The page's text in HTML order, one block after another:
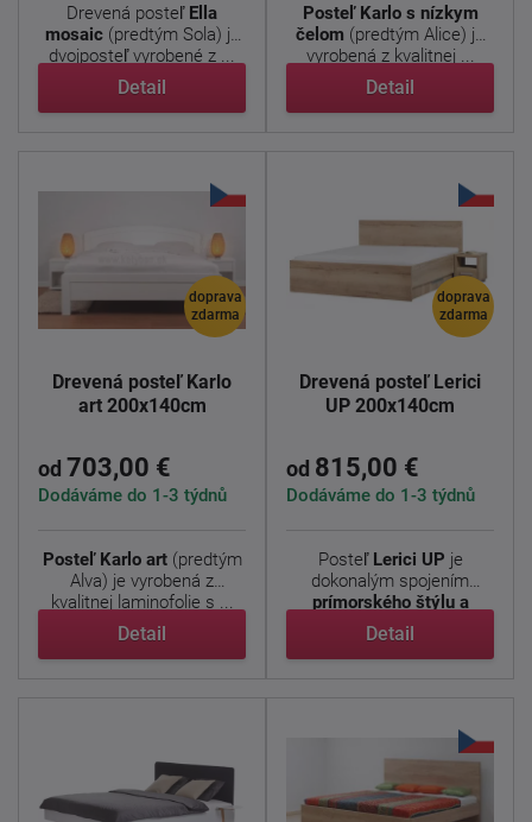
Drevená posteľ Ella
mosaic(predtým Sola) je
dvojposteľ vyrobené z ...
Detail
Posteľ Karlo s nízkym
čelom (predtým Alice) je
vyrobená z kvalitnej ...
Detail
doprava
zdarma
Drevená posteľ Karlo
art 200x140cm
od 703,00 €
Dodáváme do 1-3 týdnů
Posteľ Karlo art(predtým
Alva) je vyrobená z
kvalitnej laminofolie s ...
Detail
doprava
zdarma
Drevená posteľ Lerici
UP 200x140cm
od 815,00 €
Dodáváme do 1-3 týdnů
Posteľ Lerici UP je
dokonalým spojením
prímorského štýlu a
modernej ...
Detail